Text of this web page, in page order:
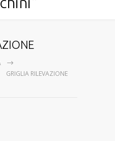
GRIGLIA RILEVAZIONE